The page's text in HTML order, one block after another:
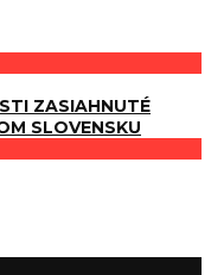
ZASIAHNUTÉ
SLOVENSKU